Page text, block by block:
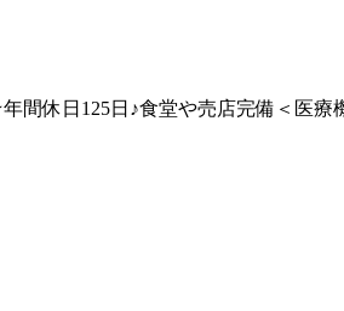
間休日125日♪食堂や売店完備＜医療